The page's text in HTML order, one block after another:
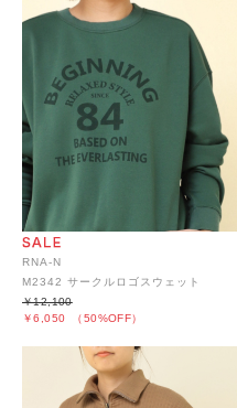
RNA-N
M2342 サークルロゴスウェット
￥6,050 （50%OFF）
￥12,100